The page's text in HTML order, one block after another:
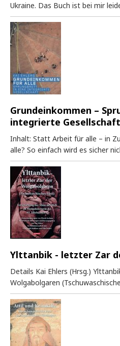
Ukraine. Das Buch ist bei mir
Grundeinkommen –
integrierte Gesellschaft
Inhalt: Statt Arbeit für alle – in
alle? So einfach wird es sicher
Ylttanbik - letzter Zar
Details Kai Ehlers (Hrsg.)
Wolgabolgaren